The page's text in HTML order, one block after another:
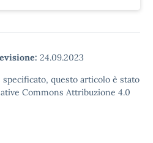
24.09.2023
questo articolo è stato
Commons Attribuzione 4.0